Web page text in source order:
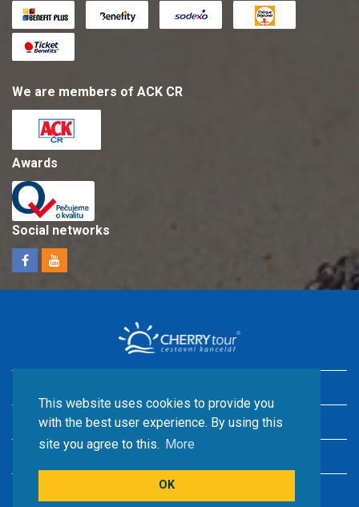
This website uses cookies to provide you
with the best user experience. By using this
site you agree to this. More
OK
We are members of ACK CR
Awards
Social networks
Accommodation by the sea
© CHERRY TOUR s.r.o.2026